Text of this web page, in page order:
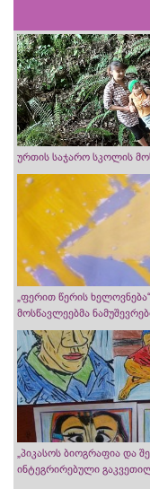
ურთის საჯარო სკოლის
„ფერით წერის
მოსწავლეებმა
„პიკასოს ბიოგრაფია და
ინტეგრირებული